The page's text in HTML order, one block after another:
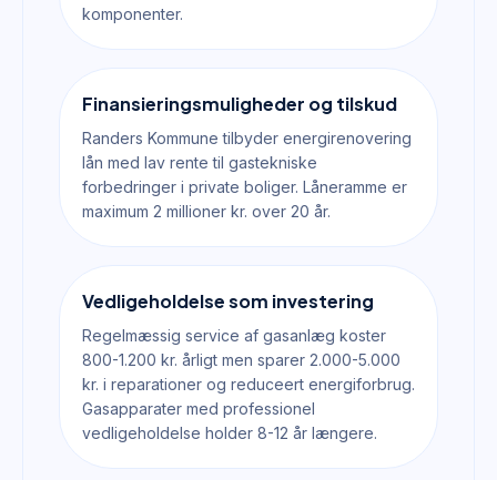
komponenter.
Finansieringsmuligheder og tilskud
Randers Kommune tilbyder energirenovering
lån med lav rente til gastekniske
forbedringer i private boliger. Låneramme er
maximum 2 millioner kr. over 20 år.
Vedligeholdelse som investering
Regelmæssig service af gasanlæg koster
800-1.200 kr. årligt men sparer 2.000-5.000
kr. i reparationer og reduceert energiforbrug.
Gasapparater med professionel
vedligeholdelse holder 8-12 år længere.